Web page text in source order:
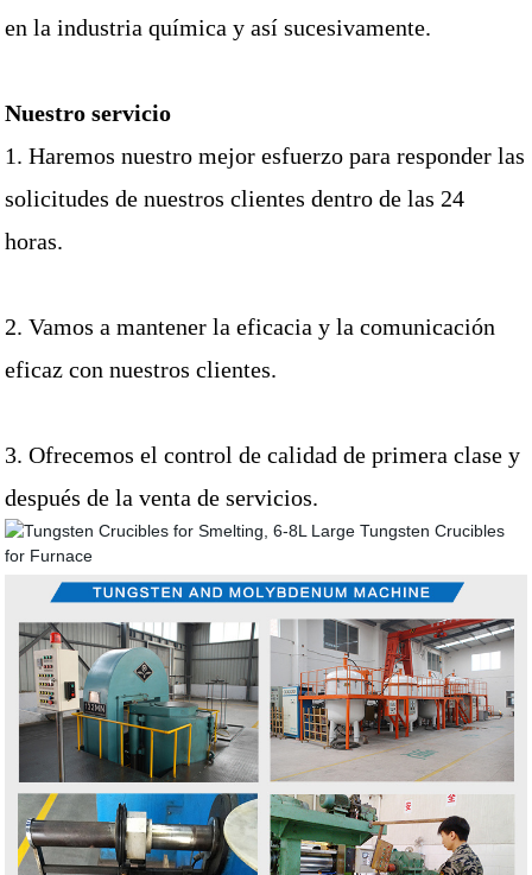
en la industria química y así sucesivamente.
Nuestro servicio
1. Haremos nuestro mejor esfuerzo para responder las
solicitudes de nuestros clientes dentro de las 24
horas.
2. Vamos a mantener la eficacia y la comunicación
eficaz con nuestros clientes.
3. Ofrecemos el control de calidad de primera clase y
después de la venta de servicios.